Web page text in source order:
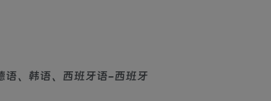
语、韩语、西班牙语-西班牙